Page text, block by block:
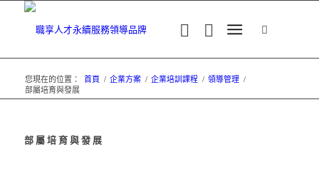
您現在的位置： 首頁 / 企業方案 / 企業培訓課程 / 領導管理 /
部屬培育與發展
部屬培育與發展